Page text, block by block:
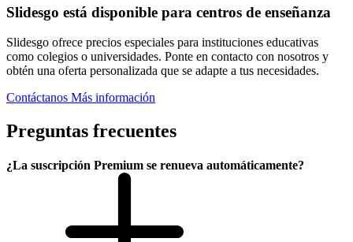
Slidesgo está disponible para centros de enseñanza
Slidesgo ofrece precios especiales para instituciones educativas
como colegios o universidades. Ponte en contacto con nosotros y
obtén una oferta personalizada que se adapte a tus necesidades.
Contáctanos Más información
Preguntas frecuentes
¿La suscripción Premium se renueva automáticamente?